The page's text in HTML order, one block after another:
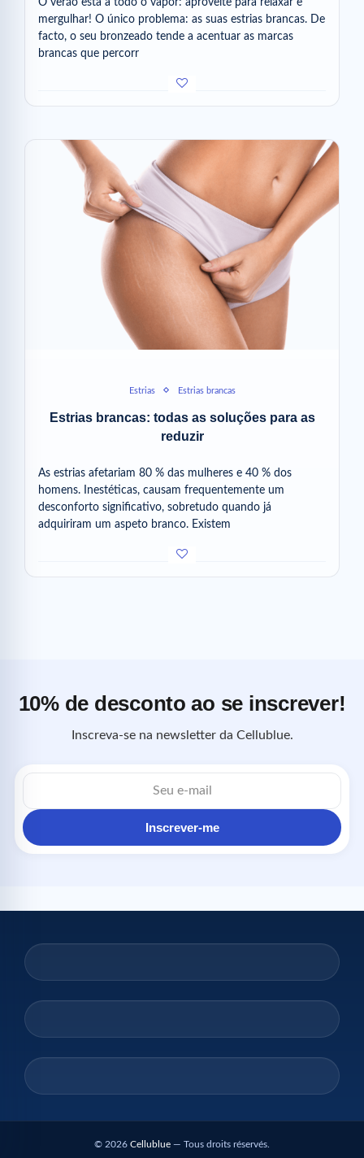
O verão está a todo o vapor: aproveite para relaxar e
mergulhar! O único problema: as suas estrias brancas. De
facto, o seu bronzeado tende a acentuar as marcas
brancas que percorr
Estrias Estrias brancas
Estrias brancas: todas as soluções para as
reduzir
As estrias afetariam 80 % das mulheres e 40 % dos
homens. Inestéticas, causam frequentemente um
desconforto significativo, sobretudo quando já
adquiriram um aspeto branco. Existem
10% de desconto ao se inscrever!
Inscreva-se na newsletter da Cellublue.
Endereço
de
Inscrever-me
© 2026 Cellublue — Tous droits réservés.